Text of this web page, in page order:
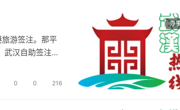
办
旅游签注。那平
汉自助签注机
0 0 216